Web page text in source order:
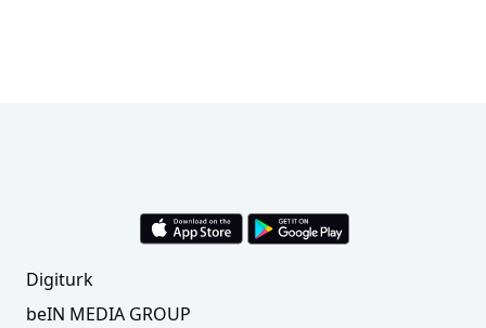
Digiturk
beIN MEDIA GROUP